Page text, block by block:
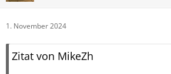
1. November 2024
Zitat von MikeZh